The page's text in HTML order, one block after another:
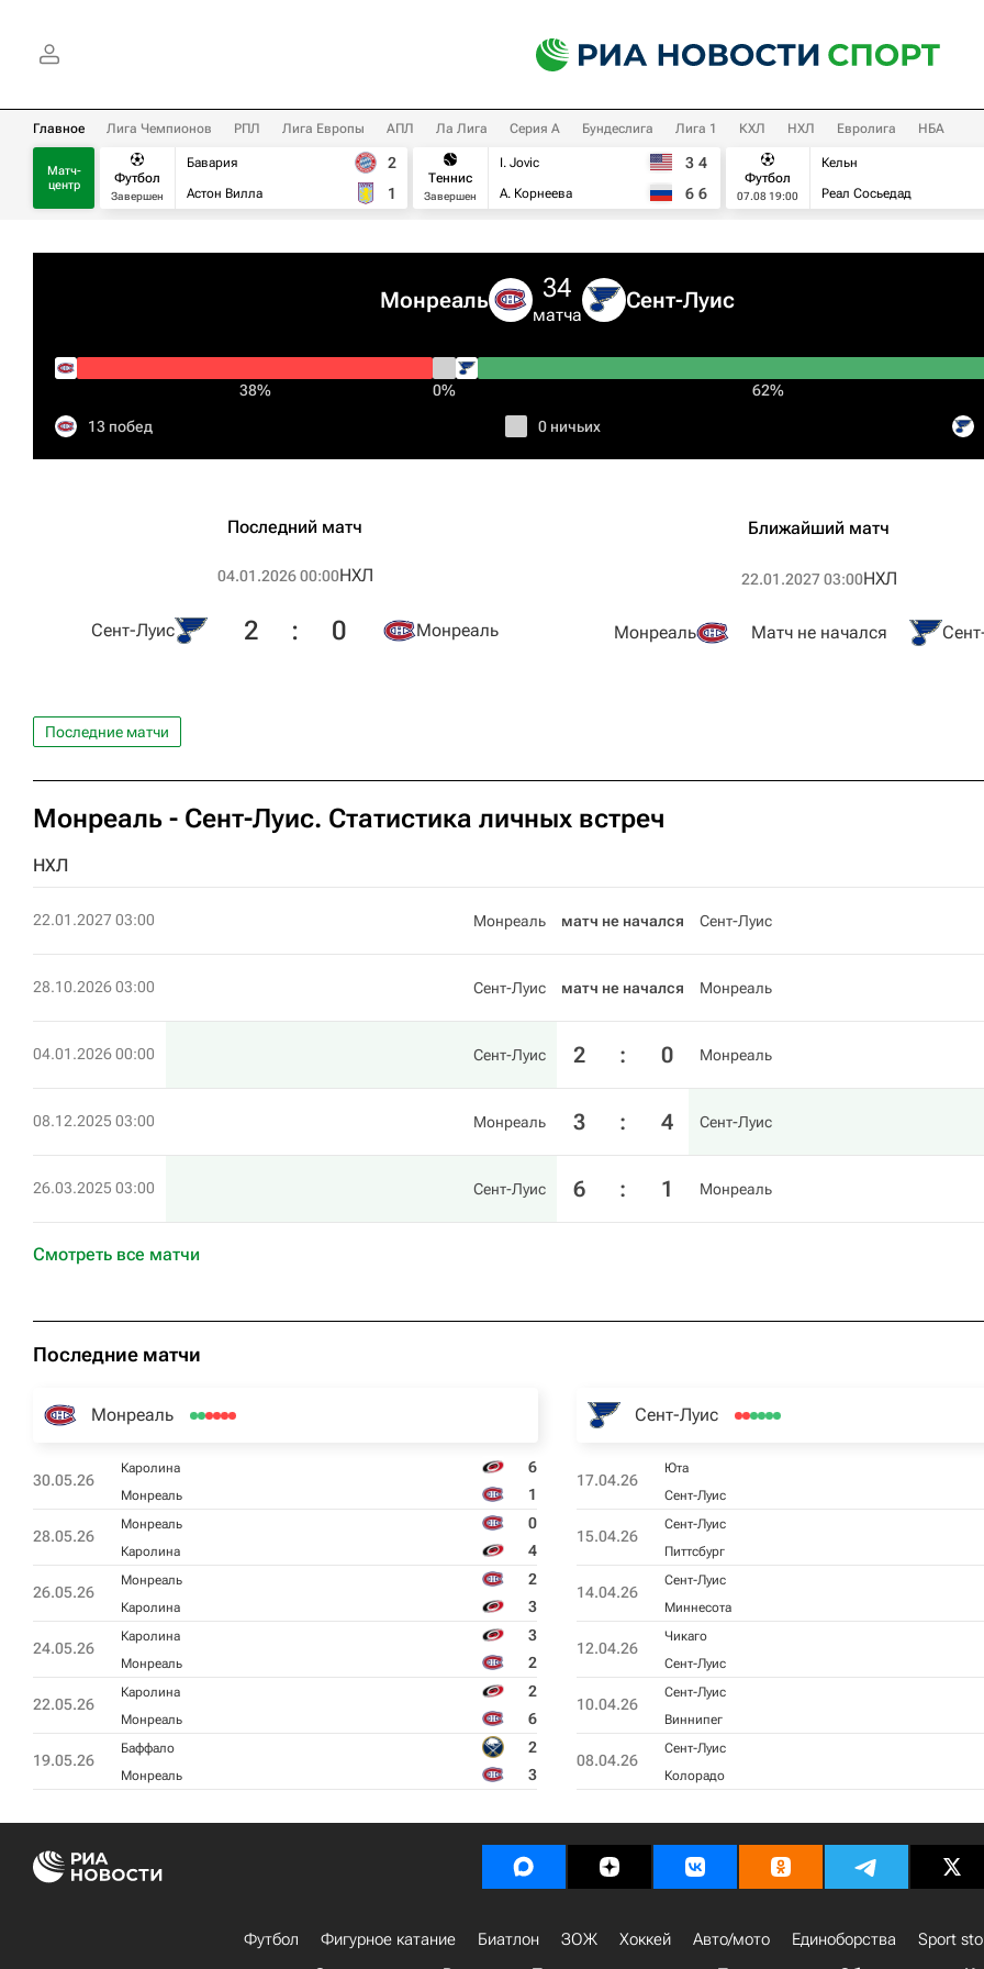
Главное Лига Чемпионов РПЛ Лига Европы АПЛ Ла Лига Серия А Бундеслига Лига 1 КХЛ НХЛ Евролига НБА
Матч-
центр
Футбол
Завершен
Бавария
Астон Вилла
2
1
Теннис
Завершен
I. Jovic
А. Корнеева
3 4
6 6
Футбол
07.08 19:00
Кельн
Реал Сосьедад
Монреаль 34
матча
Сент-Луис
38% 0% 62%
13 побед 0 ничьих
Последний матч
04.01.2026 00:00НХЛ
Сент-Луис 2 : 0 Монреаль
Ближайший матч
22.01.2027 03:00НХЛ
Монреаль Матч не начался
Последние матчи
Монреаль - Сент-Луис. Статистика личных встреч
НХЛ
22.01.2027 03:00 Монреаль матч не начался Сент-Луис
28.10.2026 03:00 Сент-Луис матч не начался Монреаль
04.01.2026 00:00 Сент-Луис 2 : 0 Монреаль
08.12.2025 03:00 Монреаль 3 : 4 Сент-Луис
26.03.2025 03:00 Сент-Луис 6 : 1 Монреаль
Смотреть все матчи
Последние матчи
Монреаль
30.05.26
Каролина 6
Монреаль 1
28.05.26
Монреаль 0
Каролина 4
26.05.26
Монреаль 2
Каролина 3
24.05.26
Каролина 3
Монреаль 2
22.05.26
Каролина 2
Монреаль 6
19.05.26
Баффало 2
Монреаль 3
Сент-Луис
17.04.26
Юта
Сент-Луис
15.04.26
Сент-Луис
Питтсбург
14.04.26
Сент-Луис
Миннесота
12.04.26
Чикаго
Сент-Луис
10.04.26
Сент-Луис
Виннипег
08.04.26
Сент-Луис
Колорадо
Футбол Фигурное катание Биатлон ЗОЖ Хоккей Авто/мото Единоборства
Sport